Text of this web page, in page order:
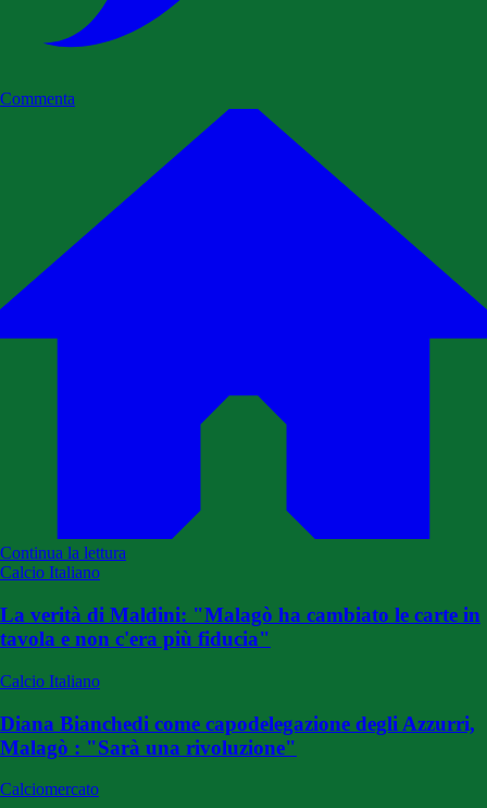
Commenta
Continua la lettura
Calcio Italiano
La verità di Maldini: "Malagò ha cambiato le carte in
tavola e non c'era più fiducia"
Calcio Italiano
Diana Bianchedi come capodelegazione degli Azzurri,
Malagò : "Sarà una rivoluzione"
Calciomercato